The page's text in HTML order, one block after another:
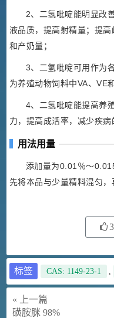
2、二氢吡啶能明显改
液品质，提高射精量；提
和产奶量；
3、二氢吡啶可用作为
为养殖动物饲料中VA、VE
4、二氢吡啶能提高养
力，提高成活率，减少疾病
用法用量
添加量为0.01％～
先将本品与少量精料混匀，
3
标签 CAS: 1149-23-1 ,
« 上一篇
磺胺脒 98%